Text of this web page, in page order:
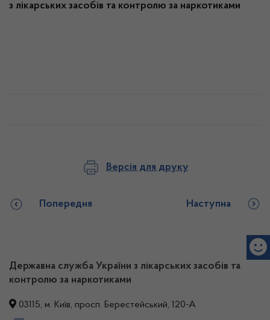
з лікарських засобів та контролю за наркотиками
Версія для друку
Попередня Наступна
Державна служба України з лікарських засобів та
контролю за наркотиками
03115, м. Київ, просп. Берестейський, 120-А